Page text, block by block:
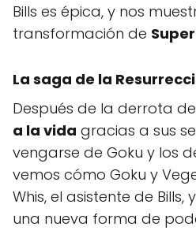
Bills es épica, y nos
transformación de
La saga de la
Después de la derrota de
a la vida gracias a sus
vengarse de Goku y los
vemos cómo Goku y
Whis, el asistente de
una nueva forma de